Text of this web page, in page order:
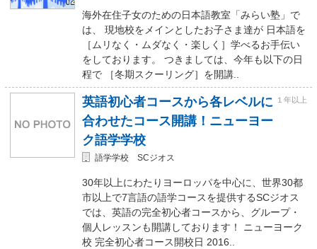
海外在住子女のための日本語教室「みらい塾」で
は、 現地校をメインとしたお子さま達が 日本語を
［ムリなく・ムダなく・楽しく］学べるお手伝い
をしております。 つきましては、今年も以下の日
程で ［冬期スクーリング］を開講..
英語初心者コースから各レベルに
合わせたコース開講！ニューヨー
ク語学学校
１年以上
語学学校 SCジオス
30年以上にわたりヨーロッパを中心に、世界30都
市以上で7言語の語学コースを提供するSCジオス
では、英語の完全初心者コースから、グループ・
個人レッスンも開講しております！ ニューヨーク
校 完全初心者コース開校日 2016..